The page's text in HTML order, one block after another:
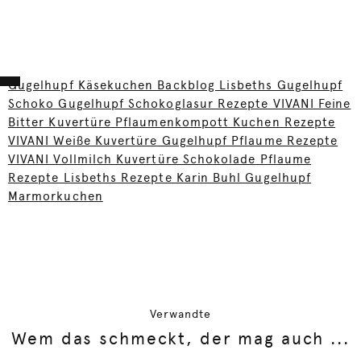
Gugelhupf Käsekuchen Backblog Lisbeths Gugelhupf
Schoko Gugelhupf Schokoglasur Rezepte VIVANI Feine
Bitter Kuvertüre Pflaumenkompott Kuchen Rezepte
VIVANI Weiße Kuvertüre Gugelhupf Pflaume Rezepte
VIVANI Vollmilch Kuvertüre Schokolade Pflaume
Rezepte Lisbeths Rezepte Karin Buhl Gugelhupf
Marmorkuchen
Verwandte
Wem das schmeckt, der mag auch ...